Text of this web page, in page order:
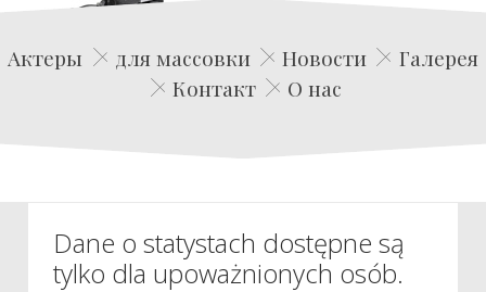
Edwin Film Agencja Aktorska
Актеры для массовки Новости
Галерея
Контакт
О нас
Dane o statystach dostępne są
tylko dla upoważnionych osób.